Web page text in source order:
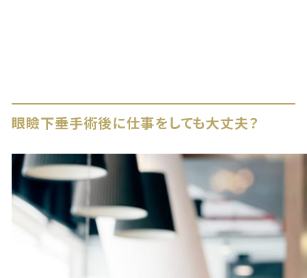
眼瞼下垂手術後に仕事をしても大丈夫？